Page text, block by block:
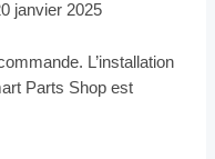
janvier 2025
L’installation
Parts Shop est